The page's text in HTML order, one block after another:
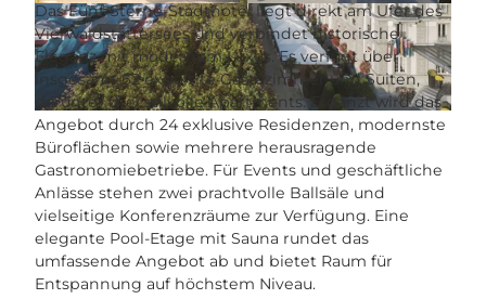
© swisshotel
B
e
a
u
t
i
f
u
l
T
e
r
r
© swisshotel
Das Fünf-Sterne-Stadthotel liegt direkt am Ufer des
Vierwaldstättersees und verbindet historische
Eleganz mit modernem Luxus. Es verfügt über
insgesamt 62 exquisite Gästezimmer und Suiten,
darunter drei stilvolle Apartments. Ergänzt wird das
Angebot durch 24 exklusive Residenzen, modernste
Büroflächen sowie mehrere herausragende
Gastronomiebetriebe. Für Events und geschäftliche
Anlässe stehen zwei prachtvolle Ballsäle und
vielseitige Konferenzräume zur Verfügung. Eine
elegante Pool-Etage mit Sauna rundet das
umfassende Angebot ab und bietet Raum für
Entspannung auf höchstem Niveau.